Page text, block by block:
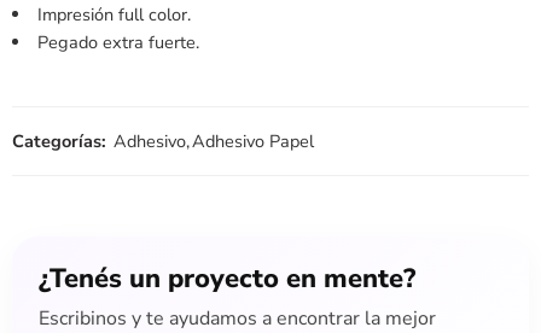
Impresión full color.
Pegado extra fuerte.
Categorías: Adhesivo,Adhesivo Papel
¿Tenés un proyecto en mente?
Escribinos y te ayudamos a encontrar la mejor